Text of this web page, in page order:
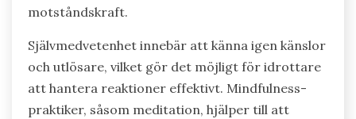
motståndskraft.
Självmedvetenhet innebär att känna igen känslor
och utlösare, vilket gör det möjligt för idrottare
att hantera reaktioner effektivt. Mindfulness-
praktiker, såsom meditation, hjälper till att